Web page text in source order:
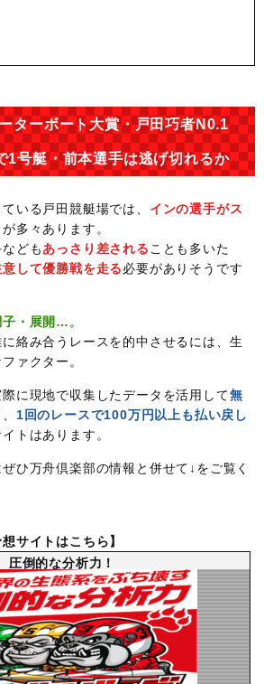
ターボート大賞・戸田巧者N0.1
1号艇・前本選手は逃げ切れるか
いる戸田競艇場では、 インの選手がス
多々あります。
どもあっさり差されることも多いた
して優勝戦を走る必要がありそうです
子・展開…。
絡み合うレースを的中させるには、生
ァクター。
に現地で収集したデータを活用して無
1回のレースで100万円以上も払い戻し
トはあります。
ひ万舟倶楽部の情報と併せて↓をご覧く
サイトはこちら】
圧倒的な分析力！